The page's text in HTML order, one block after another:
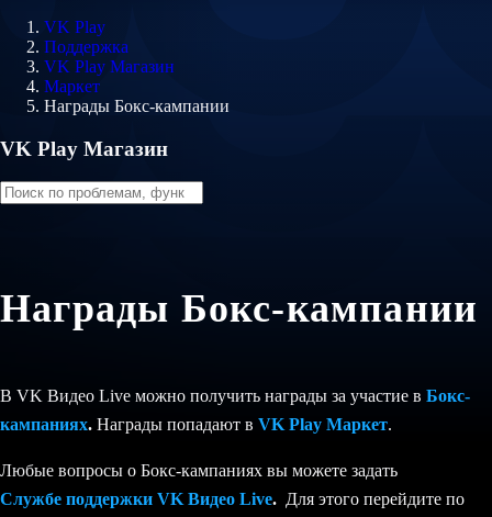
VK Play
Поддержка
VK Play Магазин
Маркет
Награды Бокс-кампании
VK Play Магазин
Награды Бокс-кампании
В VK Видео Live можно получить награды за участие в Бокс-
кампаниях. Награды попадают в VK Play Маркет.
Любые вопросы о Бокс-кампаниях вы можете задать
Службе поддержки VK Видео Live. Для этого перейдите по